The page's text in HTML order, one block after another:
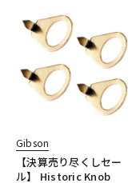
Gibson
【決算売り尽くしセー
ル】 Historic Knob